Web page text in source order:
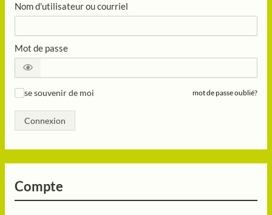
Nom d'utilisateur ou courriel
Mot de passe
se souvenir de moi mot de passe oublié?
Connexion
Compte